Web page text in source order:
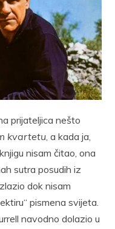
prijateljica nešto
kvartetu , a kada ja,
nisam čitao, ona
sutra posudih iz
dok nisam
pismena svijeta.
navodno dolazio u